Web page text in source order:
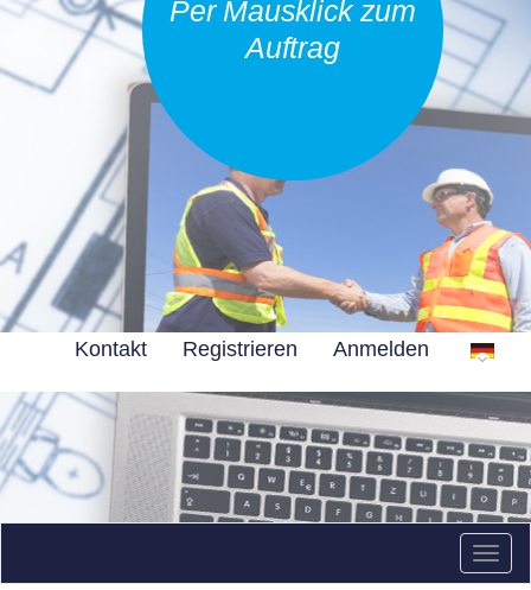
Per Mausklick zum
Auftrag
Kontakt Registrieren Anmelden